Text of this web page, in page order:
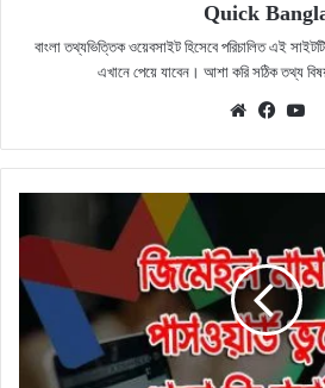
Quick
বাংলা তথ্যভিত্তিক ওয়েবসাইট হিসেবে পরিচালিত এই
এখানে পেয়ে যাবেন। আশা করি সঠিক তথ্য
Website
ভুলে
গেলে
করনীয়,
Gmail